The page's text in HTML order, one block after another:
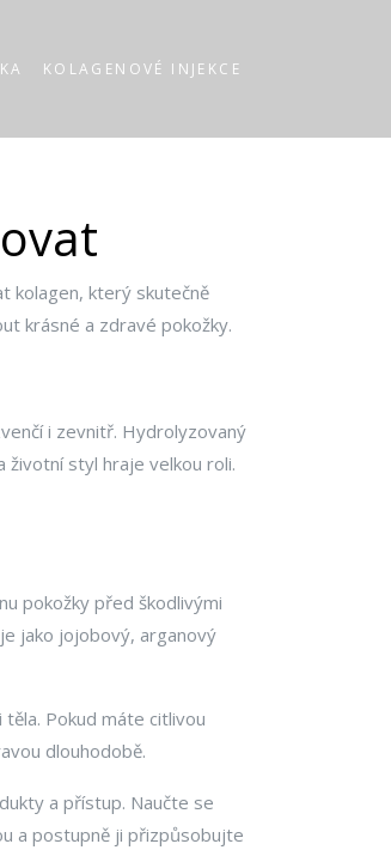
KOLAGENOVÉ INJEKCE
kolagen, který skutečně
krásné a zdravé pokožky.
i zevnitř. Hydrolyzovaný
životní styl hraje velkou roli.
pokožky před škodlivými
jako jojobový, arganový
Pokud máte citlivou
dlouhodobě.
a přístup. Naučte se
a postupně ji přizpůsobujte